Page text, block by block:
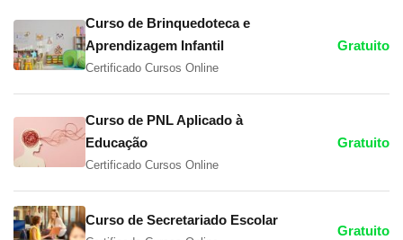
Curso de Brinquedoteca e
Aprendizagem Infantil
Certificado Cursos Online
Gratuito
Curso de PNL Aplicado à
Educação
Certificado Cursos Online
Gratuito
Curso de Secretariado Escolar
Gratuito